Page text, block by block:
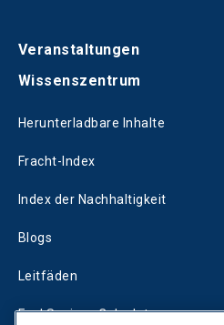
Veranstaltungen
Wissenszentrum
Herunterladbare Inhalte
Fracht-Index
Index der Nachhaltigkeit
Blogs
Leitfäden
Fuel Savings Calculator